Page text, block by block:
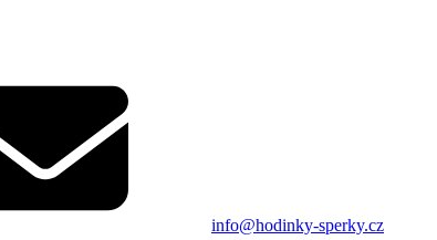
info@hodinky-sperky.cz